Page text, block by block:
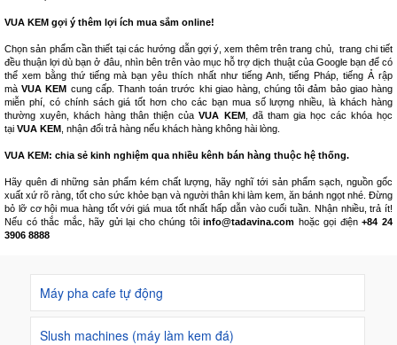
VUA KEM gợi ý thêm lợi ích mua sắm online!
Chọn sản phẩm cần thiết tại các hướng dẫn gợi ý, xem thêm trên trang chủ, trang chi tiết
đều thuận lợi dù bạn ở đâu, nhìn bên trên vào mục hỗ trợ dịch thuật của Google bạn để có
thể xem bằng thứ tiếng mà bạn yêu thích nhất như tiếng Anh, tiếng Pháp, tiếng Ả rập
màVUA KEM cung cấp. Thanh toán trước khi giao hàng, chúng tôi đảm bảo giao hàng
miễn phí, có chính sách giá tốt hơn cho các bạn mua số lượng nhiều, là khách hàng
thường xuyên, khách hàng thân thiện củaVUA KEM, đã tham gia học các khóa học
tại VUA KEM , nhận đổi trả hàng nếu khách hàng không hài lòng.
VUA KEM: chia sẻ kinh nghiệm qua nhiều kênh bán hàng thuộc hệ thống.
Hãy quên đi những sản phẩm kém chất lượng, hãy nghĩ tới sản phẩm sạch, nguồn gốc
xuất xứ rõ ràng, tốt cho sức khỏe bạn và người thân khi làm kem, ăn bánh ngọt nhé. Đừng
bỏ lỡ cơ hội mua hàng tốt với giá mua tốt nhất hấp dẫn vào cuối tuần. Nhận nhiều, trả ít!
Nếu có thắc mắc, hãy gửi lại cho chúng tôiinfo@tadavina.com hoặc gọi điện+84 24
3906 8888
Máy pha cafe tự động
Slush machines (máy làm kem đá)